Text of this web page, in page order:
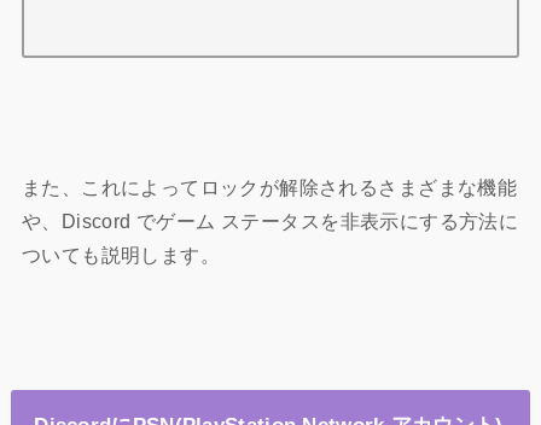
また、これによってロックが解除されるさまざまな機能
や、Discord でゲーム ステータスを非表示にする方法に
ついても説明します。